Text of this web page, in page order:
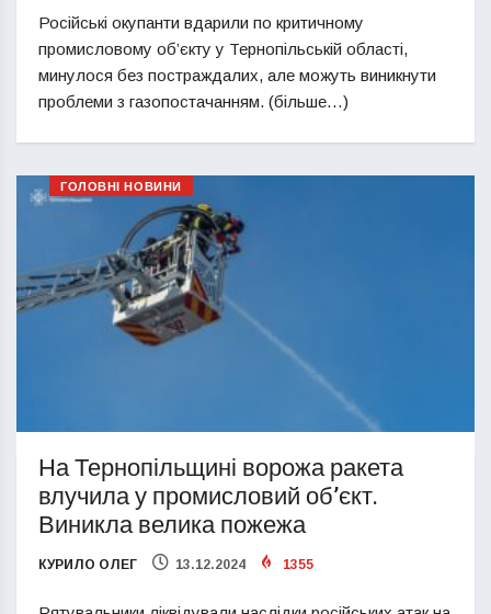
Російські окупанти вдарили по критичному
промисловому об’єкту у Тернопільській області,
минулося без постраждалих, але можуть виникнути
проблеми з газопостачанням. (більше…)
ГОЛОВНІ НОВИНИ
На Тернопільщині ворожа ракета
влучила у промисловий об’єкт.
Виникла велика пожежа
КУРИЛО ОЛЕГ 13.12.2024 1355